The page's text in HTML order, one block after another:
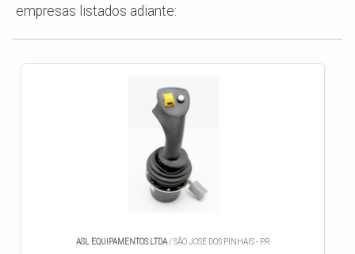
empresas listados adiante:
ASL EQUIPAMENTOS LTDA/ SÃO JOSÉ DOS PINHAIS - PR